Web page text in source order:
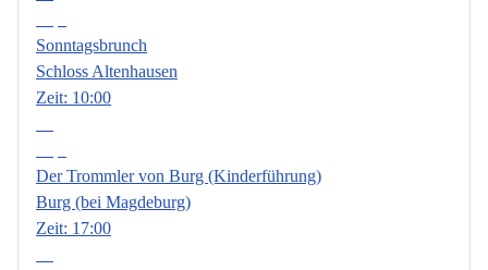
Sonntagsbrunch
Schloss Altenhausen
Zeit: 10:00
Der Trommler von Burg (Kinderführung)
Burg (bei Magdeburg)
Zeit: 17:00